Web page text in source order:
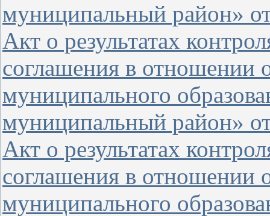
муниципальный район»
Акт о результатах
соглашения в отношении
муниципального
муниципальный район»
Акт о результатах
соглашения в отношении
муниципального